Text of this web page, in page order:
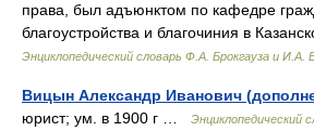
права, был адъюнктом по кафедре
благоустройства и благочиния в
Энциклопедический словарь Ф.А. Брокгауза и И.А.
Вицын Александр Иванович
юрист; ум. в 1900 г …
Энциклопедический